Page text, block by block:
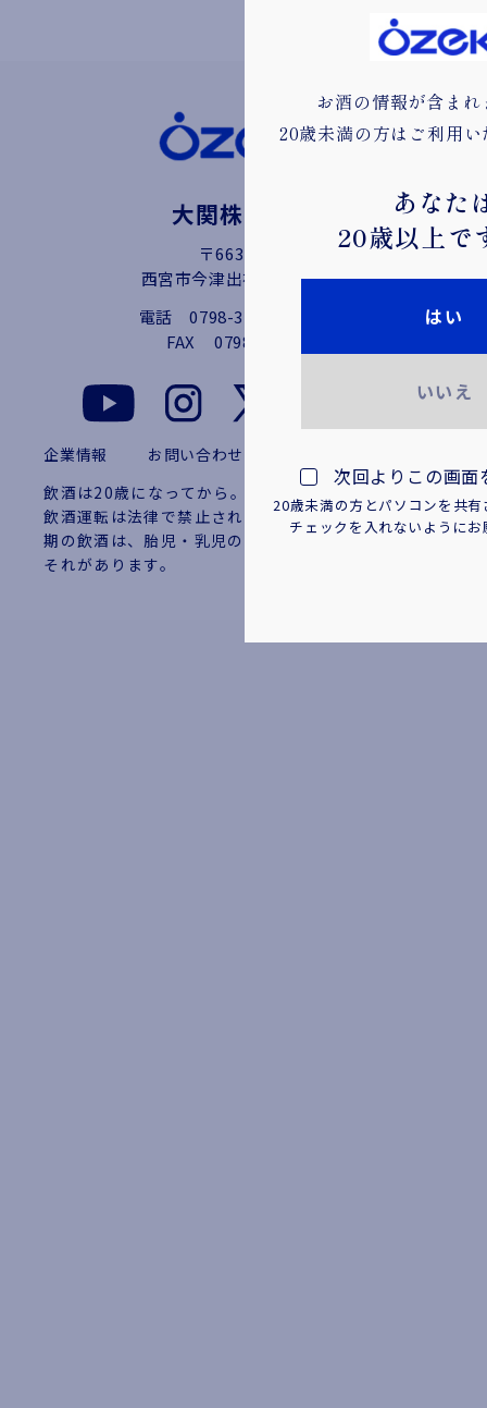
大関株式会社
〒663-8227
西宮市今津出在家町4番9号
電話0798-32-2111（代）
FAX 0798-36-1538
飲酒は20歳になってから。お酒はおいしく適量を。
飲酒運転は法律で禁止されています。妊娠中や授乳
期の飲酒は、胎児・乳児の発育に悪影響を与えるお
それがあります。
企業情報 お問い合わせ
お酒の情報が含ま
20歳未満の方はご利用
あなた
20歳以上で
はい
いいえ
次回よりこの画面
20歳未満の方とパソコンを共
チェックを入れないように